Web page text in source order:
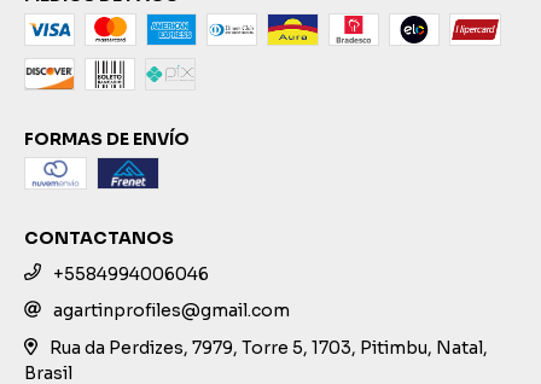
FORMAS DE ENVÍO
CONTACTANOS
+5584994006046
agartinprofiles@gmail.com
Rua da Perdizes, 7979, Torre 5, 1703, Pitimbu, Natal,
Brasil